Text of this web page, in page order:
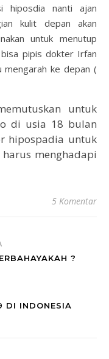
hiposdia nanti ajan
kulit depan akan
untuk menutup
pipis dokter Irfan
mengarah ke depan (
untuk
di usia 18 bulan
hipospadia untuk
menghadapi
5 Komentar
?
DI INDONESIA